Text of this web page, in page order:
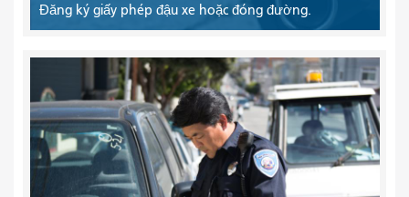
Đăng ký giấy phép đậu xe hoặc đóng đường.